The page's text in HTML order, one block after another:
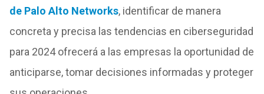
de Palo Alto Networks, identificar de manera
concreta y precisa las tendencias en ciberseguridad
para 2024 ofrecerá a las empresas la oportunidad de
anticiparse, tomar decisiones informadas y proteger